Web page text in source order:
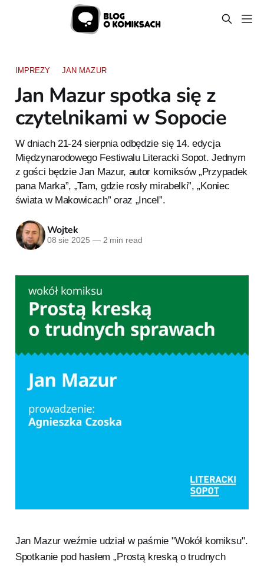
IMPREZY JAN MAZUR
Jan Mazur spotka się z
czytelnikami w Sopocie
W dniach 21-24 sierpnia odbędzie się 14. edycja
Międzynarodowego Festiwalu Literacki Sopot. Jednym
z gości będzie Jan Mazur, autor komiksów „Przypadek
pana Marka”, „Tam, gdzie rosły mirabelki”, „Koniec
świata w Makowicach” oraz „Incel”.
Wojtek
08 sie 2025 —2 min read
Jan Mazur weźmie udział w paśmie "Wokół komiksu".
Spotkanie pod hasłem „Prostą kreską o trudnych